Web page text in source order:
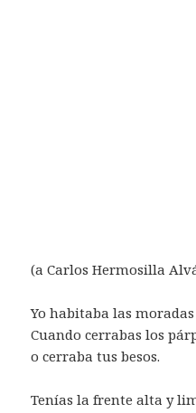
(a Carlos Hermosilla
Yo habitaba las
Cuando cerrabas los
o cerraba tus besos.
Tenías la frente alta y